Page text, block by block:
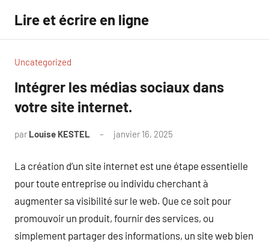
contenu
Lire et écrire en ligne
Uncategorized
Intégrer les médias sociaux dans
votre site internet.
par Louise KESTEL janvier 16, 2025
La création d’un site internet est une étape essentielle
pour toute entreprise ou individu cherchant à
augmenter sa visibilité sur le web. Que ce soit pour
promouvoir un produit, fournir des services, ou
simplement partager des informations, un site web bien